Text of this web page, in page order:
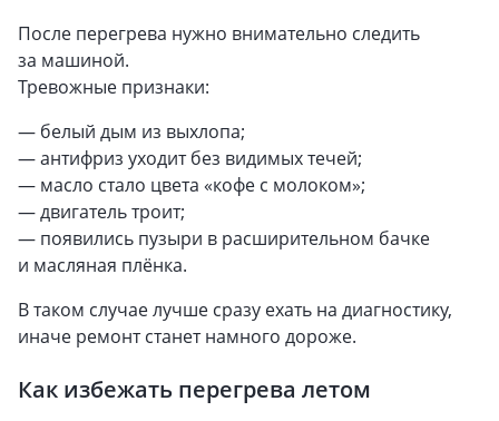
После перегрева нужно внимательно следить
за машиной.
Тревожные признаки:
— белый дым из выхлопа;
— антифриз уходит без видимых течей;
— масло стало цвета «кофе с молоком»;
— двигатель троит;
— появились пузыри в расширительном бачке
и масляная плёнка.
В таком случае лучше сразу ехать на диагностику,
иначе ремонт станет намного дороже.
Как избежать перегрева летом